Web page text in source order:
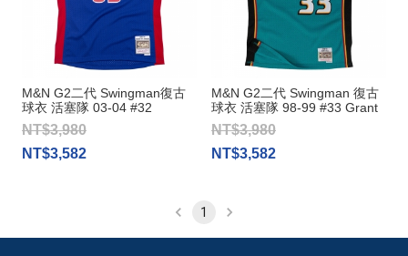
M&N G2二代 Swingman復古
球衣 活塞隊 03-04 #32
Richard Hamilton
NT$3,980
NT$3,582
M&N G2二代 Swingman 復古
球衣 活塞隊 98-99 #33 Grant
Hill
NT$3,980
NT$3,582
1